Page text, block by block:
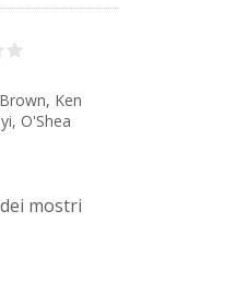
Ken
O'Shea
mostri